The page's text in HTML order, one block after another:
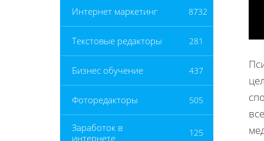
Интернет маркетинг 8732
Текстовые редакторы 281
Бизнес обучение 437
Фоторедакторы 505
Заработок в
интернете
125